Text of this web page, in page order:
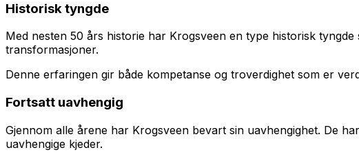
Historisk tyngde
Med nesten 50 års historie har Krogsveen en type historisk
transformasjoner.
Denne erfaringen gir både kompetanse og troverdighet som er
Fortsatt uavhengig
Gjennom alle årene har Krogsveen bevart sin uavhengighet. De
uavhengige kjeder.